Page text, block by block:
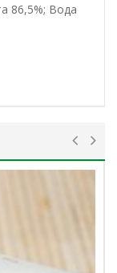
86,5%; Вода